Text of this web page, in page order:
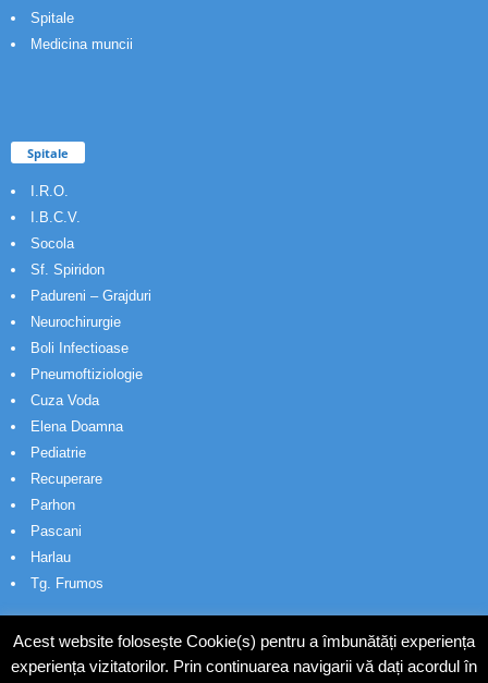
Spitale
Medicina muncii
Spitale
I.R.O.
I.B.C.V.
Socola
Sf. Spiridon
Padureni – Grajduri
Neurochirurgie
Boli Infectioase
Pneumoftiziologie
Cuza Voda
Elena Doamna
Pediatrie
Recuperare
Parhon
Pascani
Harlau
Tg. Frumos
Acest website folosește Cookie(s) pentru a îmbunătăți experiența
experiența vizitatorilor. Prin continuarea navigarii vă dați acordul în